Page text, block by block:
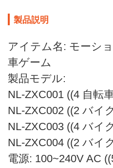
製品説明
アイテム名: モーシ
車ゲーム
製品モデル:
NL-ZXC001 ((4 自転
NL-ZXC002 ((2 バイ
NL-ZXC003 ((4 バイ
NL-ZXC004 ((2 バイ
電源: 100~240V AC